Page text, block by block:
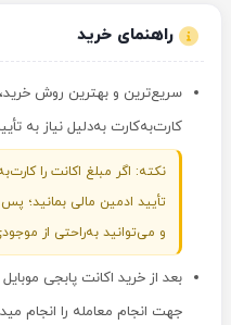
راهنمای خرید
سریع‌ترین و بهترین روش
کارت‌به‌کارت به‌دلیل نیاز به
نکته: اگر مبلغ اکانت را
تأیید ادمین مالی بمانید؛
و می‌توانید به‌راحتی از
بعد از خرید اکانت پابجی
جهت انجام معامله را انجام